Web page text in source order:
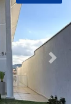
Next